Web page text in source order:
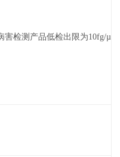
害检测产品低检出限为10fg/µ